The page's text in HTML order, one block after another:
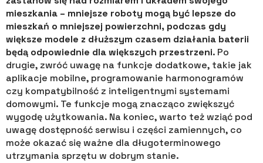
mieszkania – mniejsze roboty mogą być lepsze do
mieszkań o mniejszej powierzchni, podczas gdy
większe modele z dłuższym czasem działania baterii
będą odpowiednie dla większych przestrzeni. Po
drugie, zwróć uwagę na funkcje dodatkowe, takie jak
aplikacje mobilne, programowanie harmonogramów
czy kompatybilność z inteligentnymi systemami
domowymi. Te funkcje mogą znacząco zwiększyć
wygodę użytkowania. Na koniec, warto też wziąć pod
uwagę dostępność serwisu i części zamiennych, co
może okazać się ważne dla długoterminowego
utrzymania sprzętu w dobrym stanie.